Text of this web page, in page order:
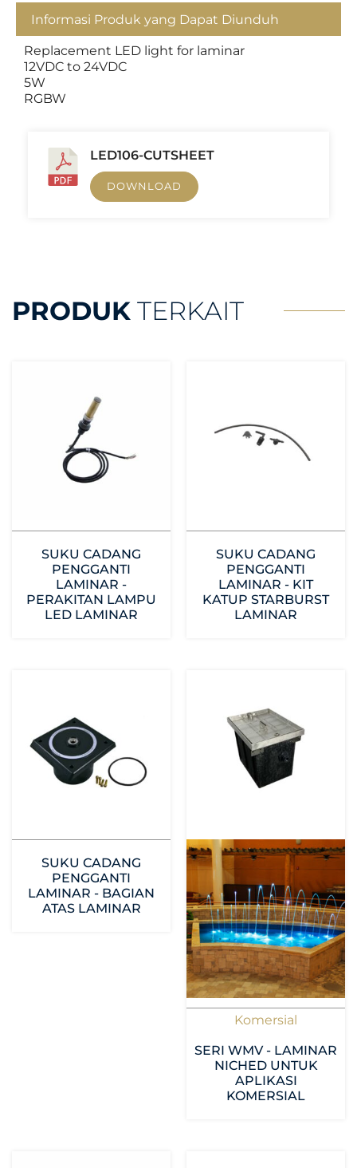
Informasi Produk yang Dapat Diunduh
Replacement LED light for laminar
12VDC to 24VDC
5W
RGBW
LED106-CUTSHEET
DOWNLOAD
PRODUK TERKAIT
SUKU CADANG
PENGGANTI
LAMINAR -
PERAKITAN LAMPU
LED LAMINAR
SUKU CADANG
PENGGANTI
LAMINAR - KIT
KATUP STARBURST
LAMINAR
SUKU CADANG
PENGGANTI
LAMINAR - BAGIAN
ATAS LAMINAR
Komersial
SERI WMV - LAMINAR
NICHED UNTUK
APLIKASI
KOMERSIAL